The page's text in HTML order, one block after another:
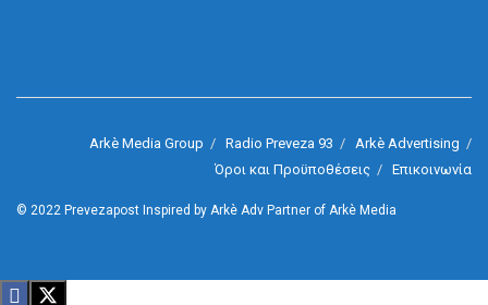
Arkè Media Group Radio Preveza 93
Arkè Advertising
Όροι και Προϋποθέσεις
Επικοινωνία
© 2022 Prevezapost Inspired by Arkè Adv Partner of Arkè Media